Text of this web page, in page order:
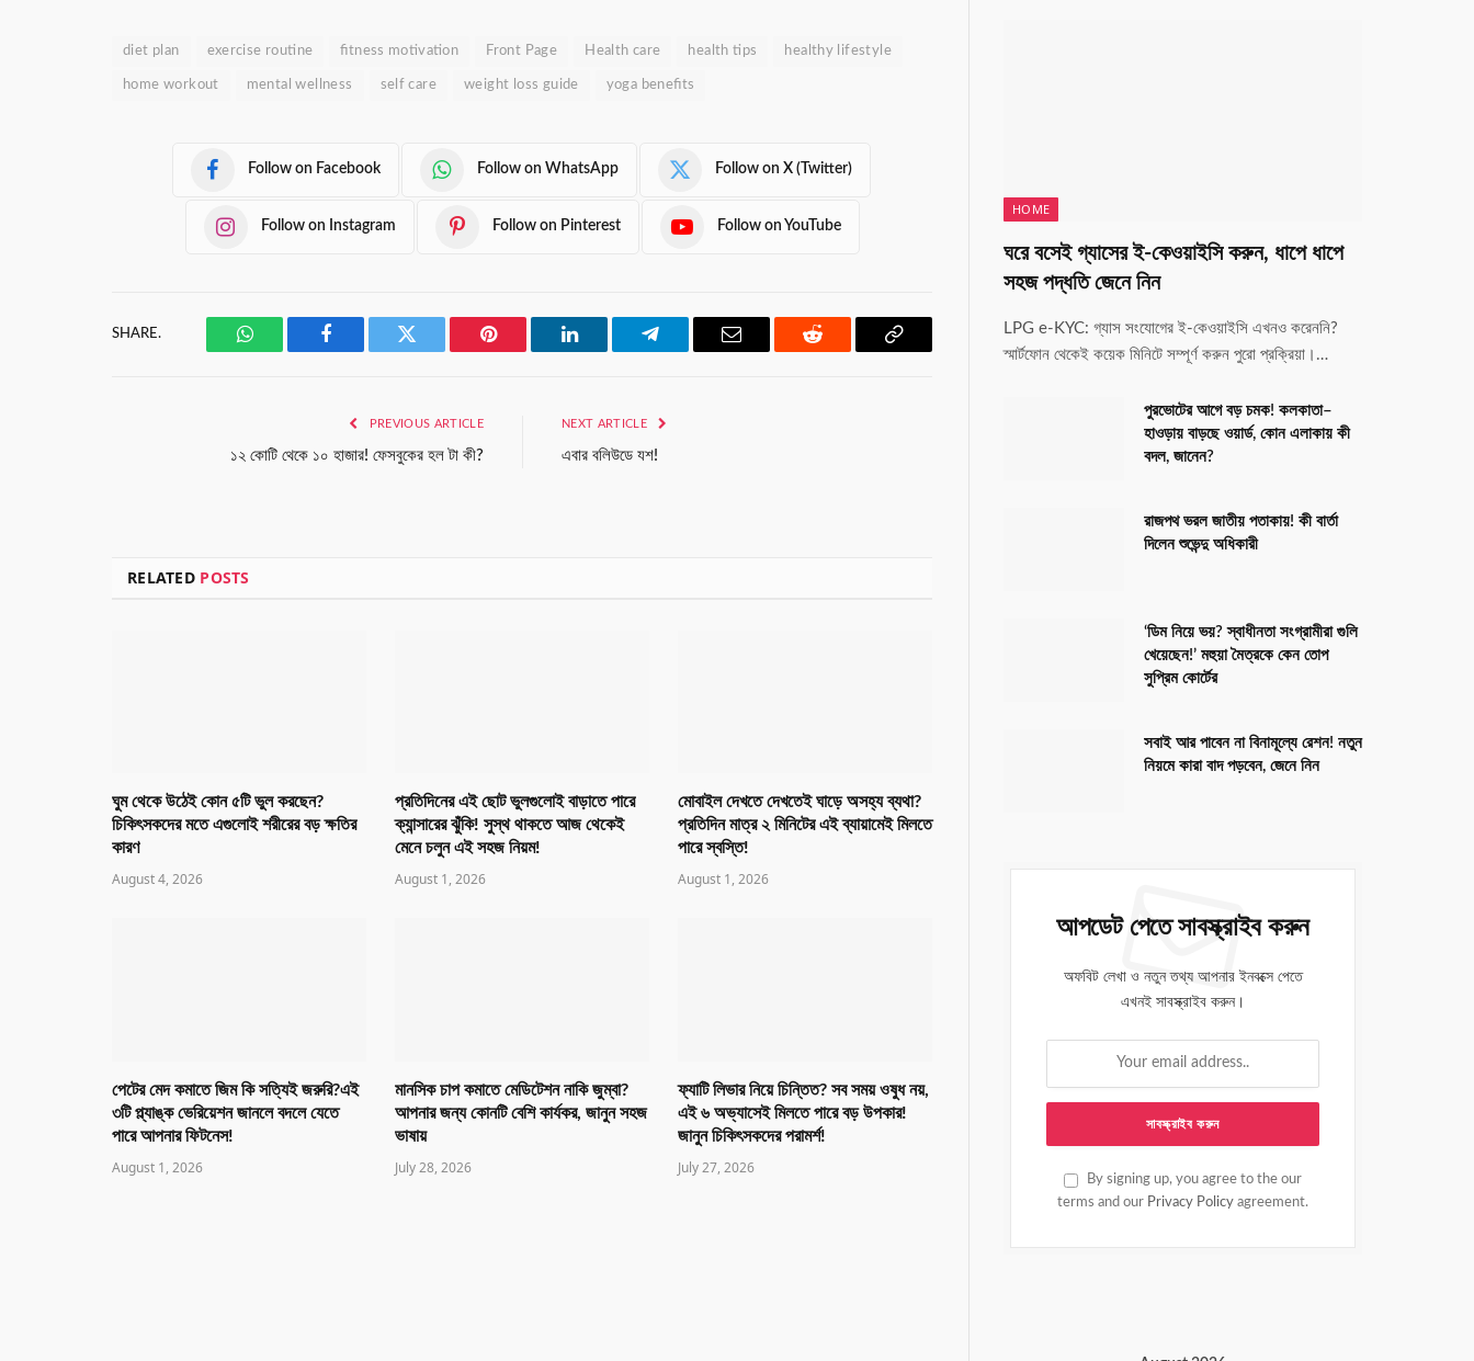
diet plan exercise routine fitness motivation Front Page Health care health tips healthy lifestyle
home workout mental wellness self care weight loss guide yoga benefits
Follow on Facebook Follow on WhatsApp Follow on X (Twitter)
Follow on Instagram Follow on Pinterest Follow on YouTube
SHARE.
WhatsAppFacebook Twitter Pinterest LinkedIn Telegram Email Reddit
Copy
PREVIOUS ARTICLE
১২ কোটি থেকে ১০ হাজার! ফেসবুকের হল টা কী?
NEXT ARTICLE
এবার বলিউডে যশ!
RELATED POSTS
ঘুম থেকে উঠেই কোন ৫টি ভুল করছেন?
চিকিৎসকদের মতে এগুলোই শরীরের বড় ক্ষতির
কারণ
August 4, 2026
প্রতিদিনের এই ছোট ভুলগুলোই বাড়াতে পারে
ক্যান্সারের ঝুঁকি! সুস্থ থাকতে আজ থেকেই
মেনে চলুন এই সহজ নিয়ম!
August 1, 2026
মোবাইল দেখতে দেখতেই ঘাড়ে অসহ্য ব্যথা?
প্রতিদিন মাত্র ২ মিনিটের এই ব্যায়ামেই মিলতে
পারে স্বস্তি!
August 1, 2026
পেটের মেদ কমাতে জিম কি সত্যিই জরুরি?এই
৩টি প্ল্যাঙ্ক ভেরিয়েশন জানলে বদলে যেতে
পারে আপনার ফিটনেস!
August 1, 2026
মানসিক চাপ কমাতে মেডিটেশন নাকি জুম্বা?
আপনার জন্য কোনটি বেশি কার্যকর, জানুন সহজ
ভাষায়
July 28, 2026
ফ্যাটি লিভার নিয়ে চিন্তিত? সব সময় ওষুধ নয়,
এই ৬ অভ্যাসেই মিলতে পারে বড় উপকার!
জানুন চিকিৎসকদের পরামর্শ!
July 27, 2026
HOME
ঘরে বসেই গ্যাসের ই-কেওয়াইসি করুন, ধাপে ধাপে
সহজ পদ্ধতি জেনে নিন
LPG e-KYC: গ্যাস সংযোগের ই-কেওয়াইসি এখনও করেননি?
স্মার্টফোন থেকেই কয়েক মিনিটে সম্পূর্ণ করুন পুরো প্রক্রিয়া।…
পুরভোটের আগে বড় চমক! কলকাতা–
হাওড়ায় বাড়ছে ওয়ার্ড, কোন এলাকায় কী
বদল, জানেন?
রাজপথ ভরল জাতীয় পতাকায়! কী বার্তা
দিলেন শুভেন্দু অধিকারী
‘ডিম নিয়ে ভয়? স্বাধীনতা সংগ্রামীরা গুলি
খেয়েছেন!’ মহুয়া মৈত্রকে কেন তোপ
সুপ্রিম কোর্টের
সবাই আর পাবেন না বিনামূল্যে রেশন! নতুন
নিয়মে কারা বাদ পড়বেন, জেনে নিন
আপডেট পেতে সাবস্ক্রাইব করুন
অফবিট লেখা ও নতুন তথ্য আপনার ইনবক্সে পেতে
এখনই সাবস্ক্রাইব করুন।
By signing up, you agree to the our
terms and our Privacy Policy agreement.